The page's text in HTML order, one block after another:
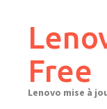
content
Free
Lenovo mise à